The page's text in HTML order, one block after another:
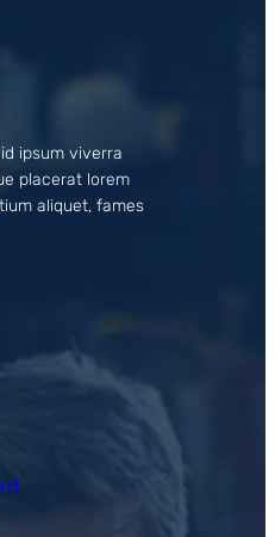
ipsum viverra
placerat lorem
aliquet, fames